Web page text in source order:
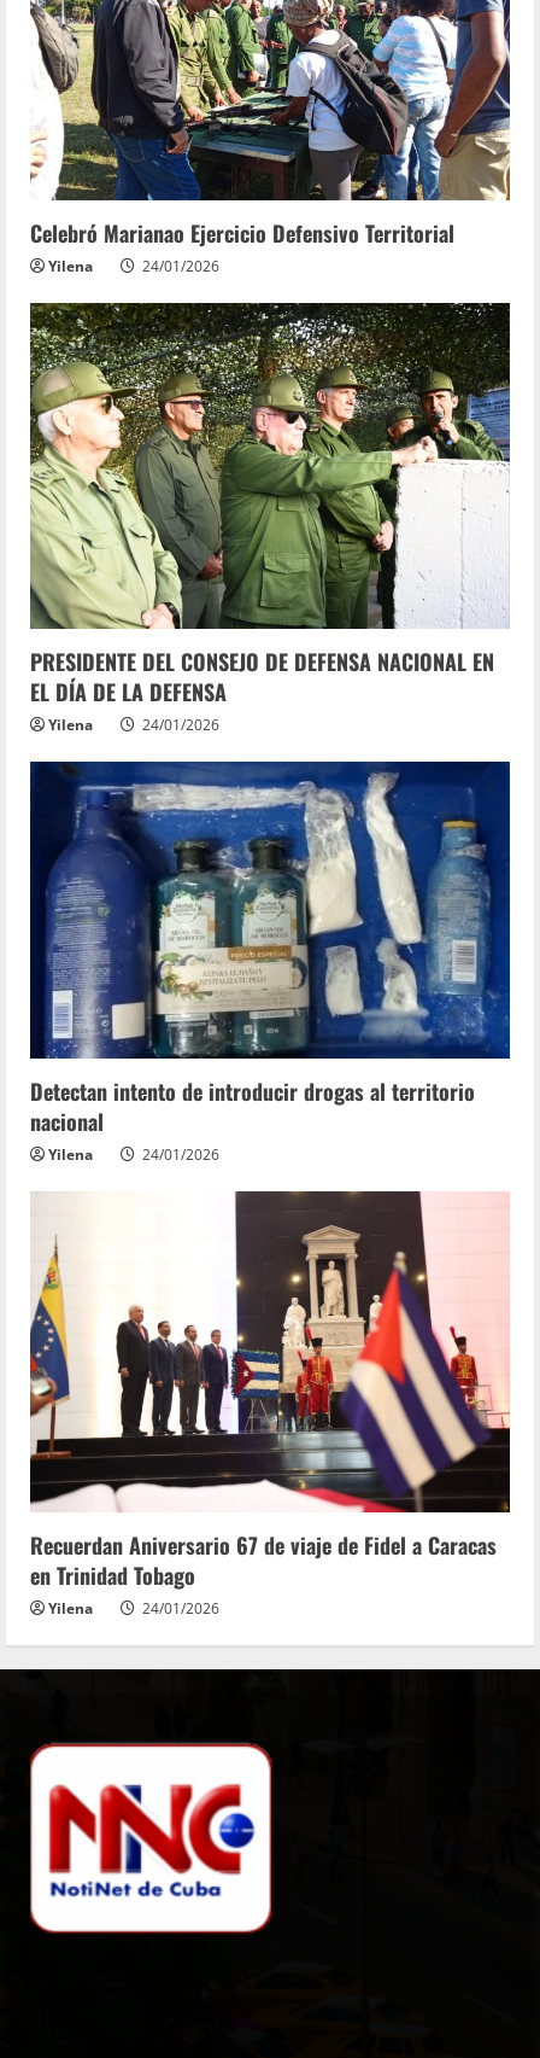
Celebró Marianao Ejercicio Defensivo Territorial
Yilena 24/01/2026
PRESIDENTE DEL CONSEJO DE DEFENSA NACIONAL EN
EL DÍA DE LA DEFENSA
Yilena 24/01/2026
Detectan intento de introducir drogas al territorio
nacional
Yilena 24/01/2026
Recuerdan Aniversario 67 de viaje de Fidel a Caracas
en Trinidad Tobago
Yilena 24/01/2026